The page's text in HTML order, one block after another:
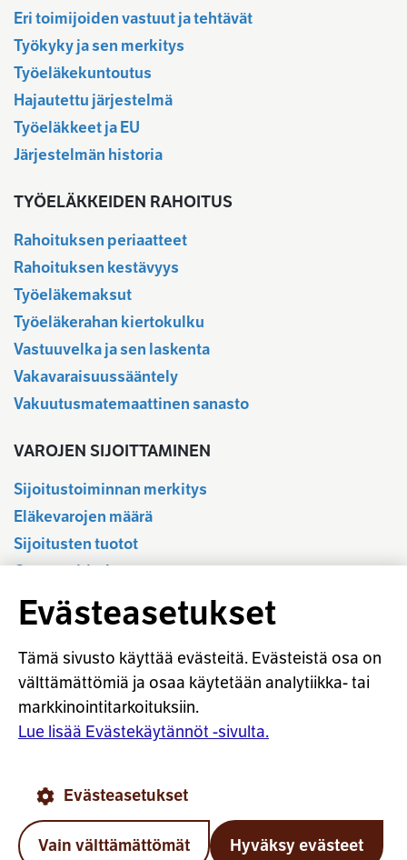
Eri toimijoiden vastuut ja tehtävät
Työkyky ja sen merkitys
Työeläkekuntoutus
Hajautettu järjestelmä
Työeläkkeet ja EU
Järjestelmän historia
TYÖELÄKKEIDEN RAHOITUS
Rahoituksen periaatteet
Rahoituksen kestävyys
Työeläkemaksut
Työeläkerahan kiertokulku
Vastuuvelka ja sen laskenta
Vakavaraisuussääntely
Vakuutusmatemaattinen sanasto
VAROJEN SIJOITTAMINEN
Sijoitustoiminnan merkitys
Eläkevarojen määrä
Sijoitusten tuotot
Osavuositiedot
Tilastotietokanta
Sijoitustoiminnan sääntely
Vastuullinen sijoittaminen
Sijoitussanasto
Osaketuoton ennakointi
Evästekäytännöt
Evästeasetukset
Tämä sivusto käyttää evästeitä. Evästeistä osa on
välttämättömiä ja osaa käytetään analytiikka- tai
markkinointitarkoituksiin.
Lue lisää Evästekäytännöt -sivulta.
Evästeasetukset
Vain välttämättömät Hyväksy evästeet